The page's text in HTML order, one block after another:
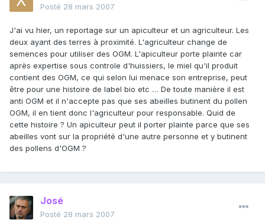
Posté 28 mars 2007
J'ai vu hier, un reportage sur un apiculteur et un agriculteur. Les
deux ayant des terres à proximité. L'agriculteur change de
semences pour utiliser des OGM. L'apiculteur porte plainte car
après expertise sous controle d'huissiers, le miel qu'il produit
contient des OGM, ce qui selon lui menace son entreprise, peut
être pour une histoire de label bio etc … De toute manière il est
anti OGM et il n'accepte pas que ses abeilles butinent du pollen
OGM, il en tient donc l'agriculteur pour responsable. Quid de
cette histoire ? Un apiculteur peut il porter plainte parce que ses
abeilles vont sur la propriété d'une autre personne et y butinent
des pollens d'OGM ?
José
Posté 28 mars 2007